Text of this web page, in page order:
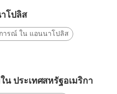
โปลิส
ารณ์ ใน แอนนาโปลิส
ประเทศสหรัฐอเมริกา